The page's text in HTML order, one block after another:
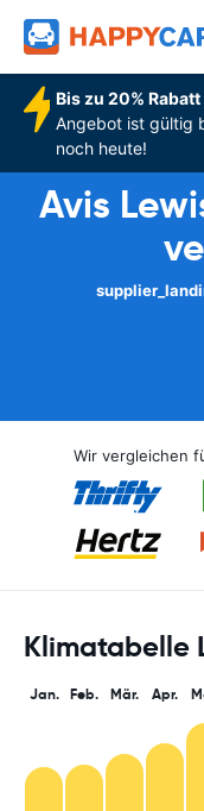
Bis zu 20%
Angebot ist gültig
noch heute!
Avis
Wir vergleichen
Klimatabelle
Jan. Feb. Mär. Apr.